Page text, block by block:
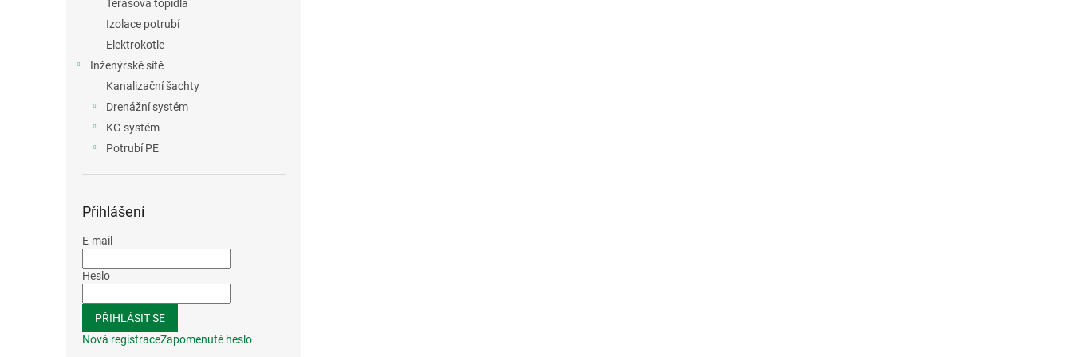
Terasová topidla
Izolace potrubí
Elektrokotle
Inženýrské sítě
Kanalizační šachty
Drenážní systém
KG systém
Potrubí PE
Přihlášení
E-mail
Heslo
PŘIHLÁSIT SE
Nová registraceZapomenuté heslo